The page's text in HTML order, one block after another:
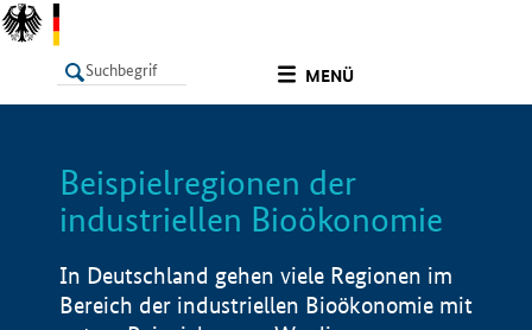
MENÜ
LISTE
Beispielregionen der
industriellen Bioökonomie
In Deutschland gehen viele Regionen im
Bereich der industriellen Bioökonomie mit